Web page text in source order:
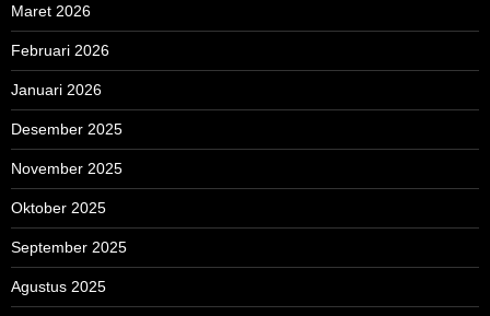
Maret 2026
Februari 2026
Januari 2026
Desember 2025
November 2025
Oktober 2025
September 2025
Agustus 2025